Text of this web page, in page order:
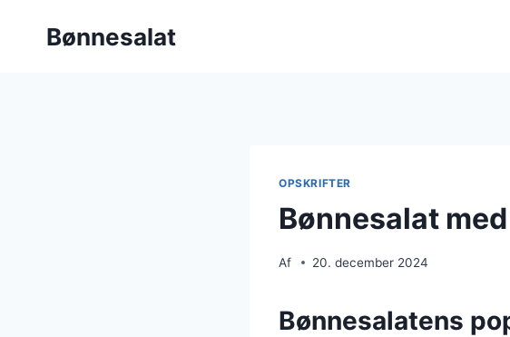
Bønnesalat
OPSKRIFTER
Bønnesalat
Af 20. december 2024
Bønnesalatens